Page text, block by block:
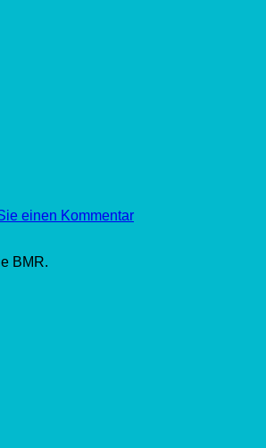
einen Kommentar
BMR.